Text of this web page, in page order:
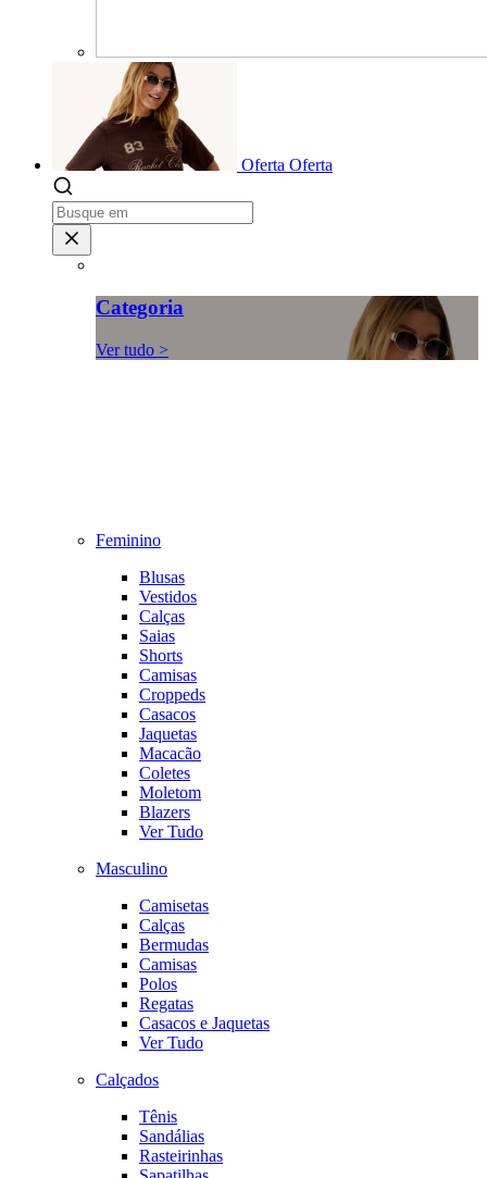
Oferta Oferta
Categoria
Ver tudo >
Feminino
Blusas
Vestidos
Calças
Saias
Shorts
Camisas
Croppeds
Casacos
Jaquetas
Macacão
Coletes
Moletom
Blazers
Ver Tudo
Masculino
Camisetas
Calças
Bermudas
Camisas
Polos
Regatas
Casacos e Jaquetas
Ver Tudo
Calçados
Tênis
Sandálias
Rasteirinhas